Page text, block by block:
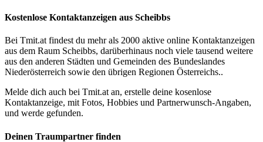
Kostenlose Kontaktanzeigen aus Scheibbs
Bei Tmit.at findest du mehr als 2000 aktive online Kontaktanzeigen
aus dem Raum Scheibbs, darüberhinaus noch viele tausend weitere
aus den anderen Städten und Gemeinden des Bundeslandes
Niederösterreich sowie den übrigen Regionen Österreichs..
Melde dich auch bei Tmit.at an, erstelle deine kosenlose
Kontaktanzeige, mit Fotos, Hobbies und Partnerwunsch-Angaben,
und werde gefunden.
Deinen Traumpartner finden